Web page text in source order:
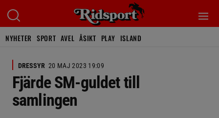
NYHETER SPORT AVEL ÅSIKT PLAY ISLAND
DRESSYR 20 MAJ 2023 19:09
Fjärde SM-guldet till
samlingen